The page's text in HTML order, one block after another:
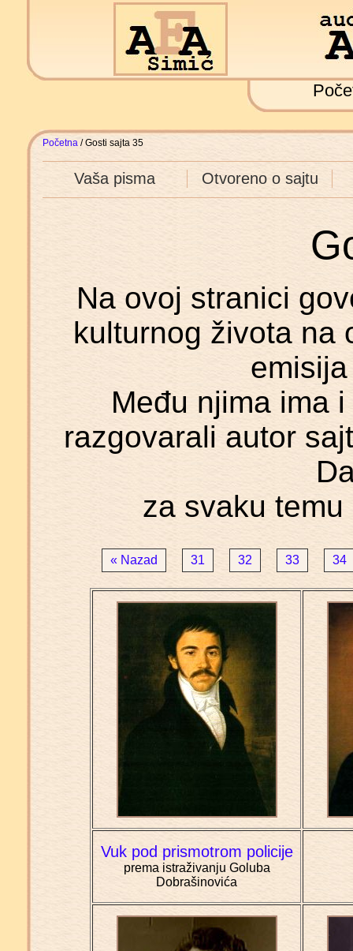
Početna / Gosti sajta 35
Vaša pisma Otvoreno o sajtu
Na ovoj stranici
kulturnog života na
Među njima ima
razgovarali autor
za svaku
« Nazad 31 32 33 34
Vuk pod prismotrom policije
prema istraživanju Goluba
Dobrašinovića